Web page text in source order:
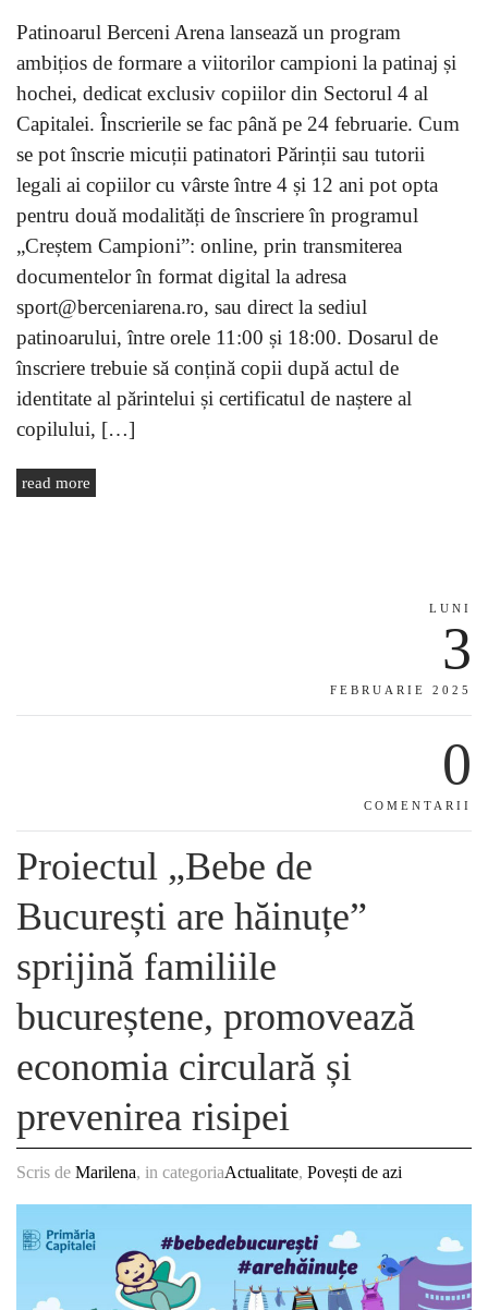
Patinoarul Berceni Arena lansează un program
ambițios de formare a viitorilor campioni la patinaj și
hochei, dedicat exclusiv copiilor din Sectorul 4 al
Capitalei. Înscrierile se fac până pe 24 februarie. Cum
se pot înscrie micuții patinatori Părinții sau tutorii
legali ai copiilor cu vârste între 4 și 12 ani pot opta
pentru două modalități de înscriere în programul
„Creștem Campioni”: online, prin transmiterea
documentelor în format digital la adresa
sport@berceniarena.ro, sau direct la sediul
patinoarului, între orele 11:00 și 18:00. Dosarul de
înscriere trebuie să conțină copii după actul de
identitate al părintelui și certificatul de naștere al
copilului, […]
read more
LUNI
3
FEBRUARIE 2025
0
COMENTARII
Proiectul „Bebe de
București are hăinuțe”
sprijină familiile
bucureștene, promovează
economia circulară și
prevenirea risipei
Scris de Marilena, in categoriaActualitate, Povești de azi